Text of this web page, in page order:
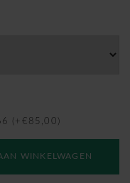
(+€85,00)
WINKELWAGEN